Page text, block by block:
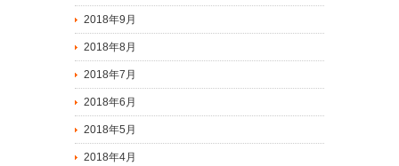
2018年9月
2018年8月
2018年7月
2018年6月
2018年5月
2018年4月